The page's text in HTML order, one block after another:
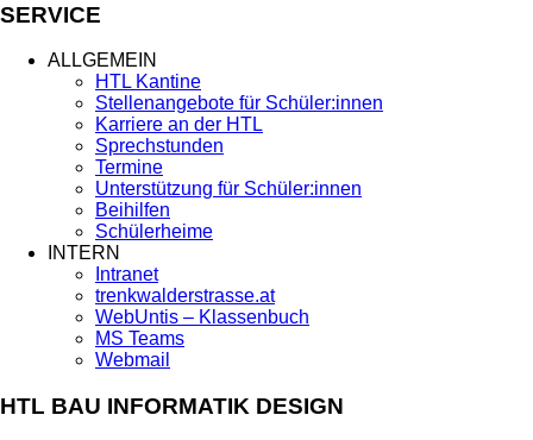
SERVICE
ALLGEMEIN
HTL Kantine
Stellenangebote für Schüler:innen
Karriere an der HTL
Sprechstunden
Termine
Unterstützung für Schüler:innen
Beihilfen
Schülerheime
INTERN
Intranet
trenkwalderstrasse.at
WebUntis – Klassenbuch
MS Teams
Webmail
HTL BAU INFORMATIK DESIGN